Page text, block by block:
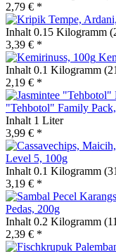
2,79 € *
Inhalt 0.15 Kilogramm
3,39 € *
Inhalt 0.1 Kilogramm
2,19 € *
"Tehbotol" Family
Inhalt 1 Liter
3,99 € *
Level 5, 100g
Inhalt 0.1 Kilogramm
3,19 € *
Pedas, 200g
Inhalt 0.2 Kilogramm
2,39 € *